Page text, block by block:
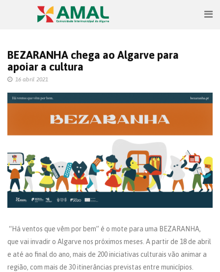
BEZARANHA chega ao Algarve para
apoiar a cultura
16 abril 2021
“Há ventos que vêm por bem” é o mote para uma BEZARANHA,
que vai invadir o Algarve nos próximos meses. A partir de 18 de abril
e até ao final do ano, mais de 200 iniciativas culturais vão animar a
região, com mais de 30 itinerâncias previstas entre municípios.